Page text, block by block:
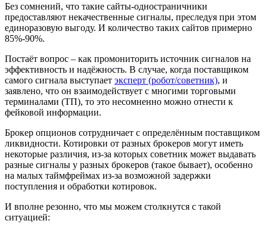
Без сомнений, что такие сайты-одностраничники
предоставляют некачественные сигналы, преследуя при этом
единоразовую выгоду. И количество таких сайтов примерно
85%-90%.
Постаёт вопрос – как промониторить источник сигналов на
эффективность и надёжность. В случае, когда поставщиком
самого сигнала выступает эксперт (робот/советник), и
заявлено, что он взаимодействует с многими торговыми
терминалами (ТП), то это несомненно можно отнести к
фейковой информации.
Брокер опционов сотрудничает с определённым поставщиком
ликвидности. Котировки от разных брокеров могут иметь
некоторые различия, из-за которых советник может выдавать
разные сигналы у разных брокеров (такое бывает), особенно
на малых таймфреймах из-за возможной задержки
поступления и обработки котировок.
И вполне резонно, что мы можем столкнутся с такой
ситуацией: